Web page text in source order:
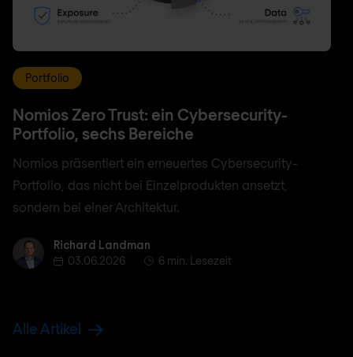
Portfolio
Nomios Zero Trust: ein Cybersecurity-
Portfolio, sechs Bereiche
Nomios präsentiert ein erneuertes Cybersecurity-
Portfolio, das nicht bei Einzelprodukten ansetzt,
sondern bei einer Architektur.
Richard Landman
Richard Landman
03.06.2026
6 min. Lesezeit
Alle Artikel